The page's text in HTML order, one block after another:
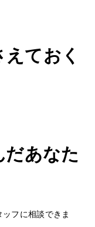
ておく
あなた
フに相談できま